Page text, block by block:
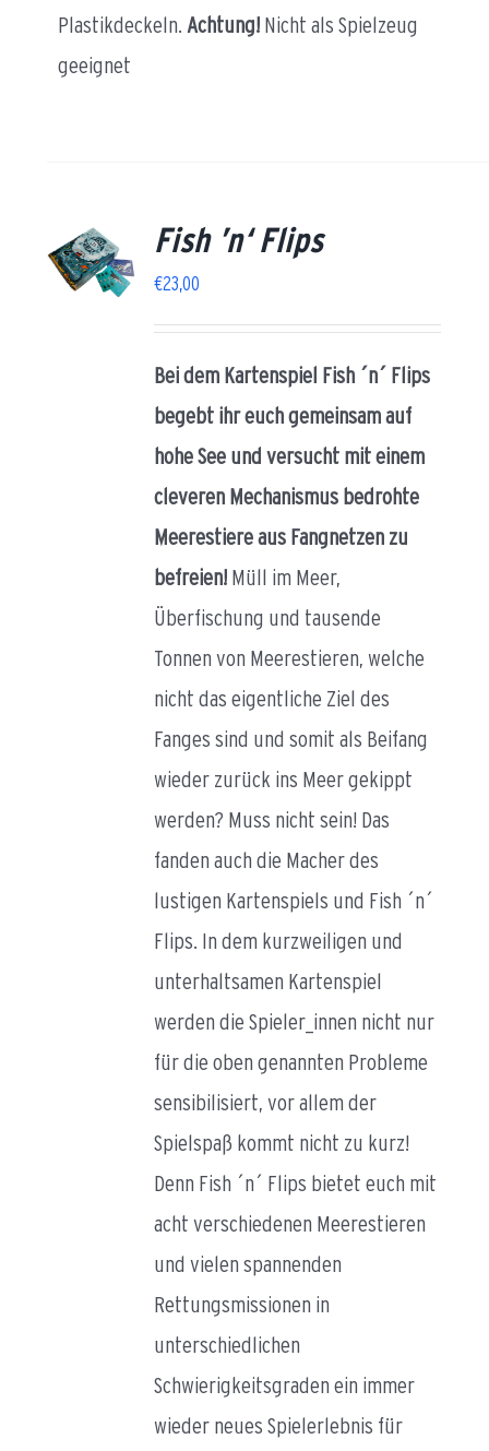
Plastikdeckeln. Achtung! Nicht als Spielzeug
geeignet
Fish ’n‘ Flips
€23,00
Bei dem Kartenspiel Fish ´n´ Flips
begebt ihr euch gemeinsam auf
hohe See und versucht mit einem
cleveren Mechanismus bedrohte
Meerestiere aus Fangnetzen zu
befreien!Müll im Meer,
Überfischung und tausende
Tonnen von Meerestieren, welche
nicht das eigentliche Ziel des
Fanges sind und somit als Beifang
wieder zurück ins Meer gekippt
werden? Muss nicht sein! Das
fanden auch die Macher des
lustigen Kartenspiels und Fish ´n´
Flips. In dem kurzweiligen und
unterhaltsamen Kartenspiel
werden die Spieler_innen nicht nur
für die oben genannten Probleme
sensibilisiert, vor allem der
Spielspaß kommt nicht zu kurz!
Denn Fish ´n´ Flips bietet euch mit
acht verschiedenen Meerestieren
und vielen spannenden
Rettungsmissionen in
unterschiedlichen
Schwierigkeitsgraden ein immer
wieder neues Spielerlebnis für